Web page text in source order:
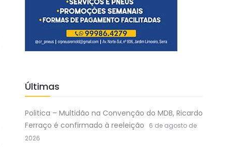
Últimas
Politica – Multidão na Convenção do MDB, Ricardo
Ferraço é confirmado à reeleição
6 de agosto de
2026